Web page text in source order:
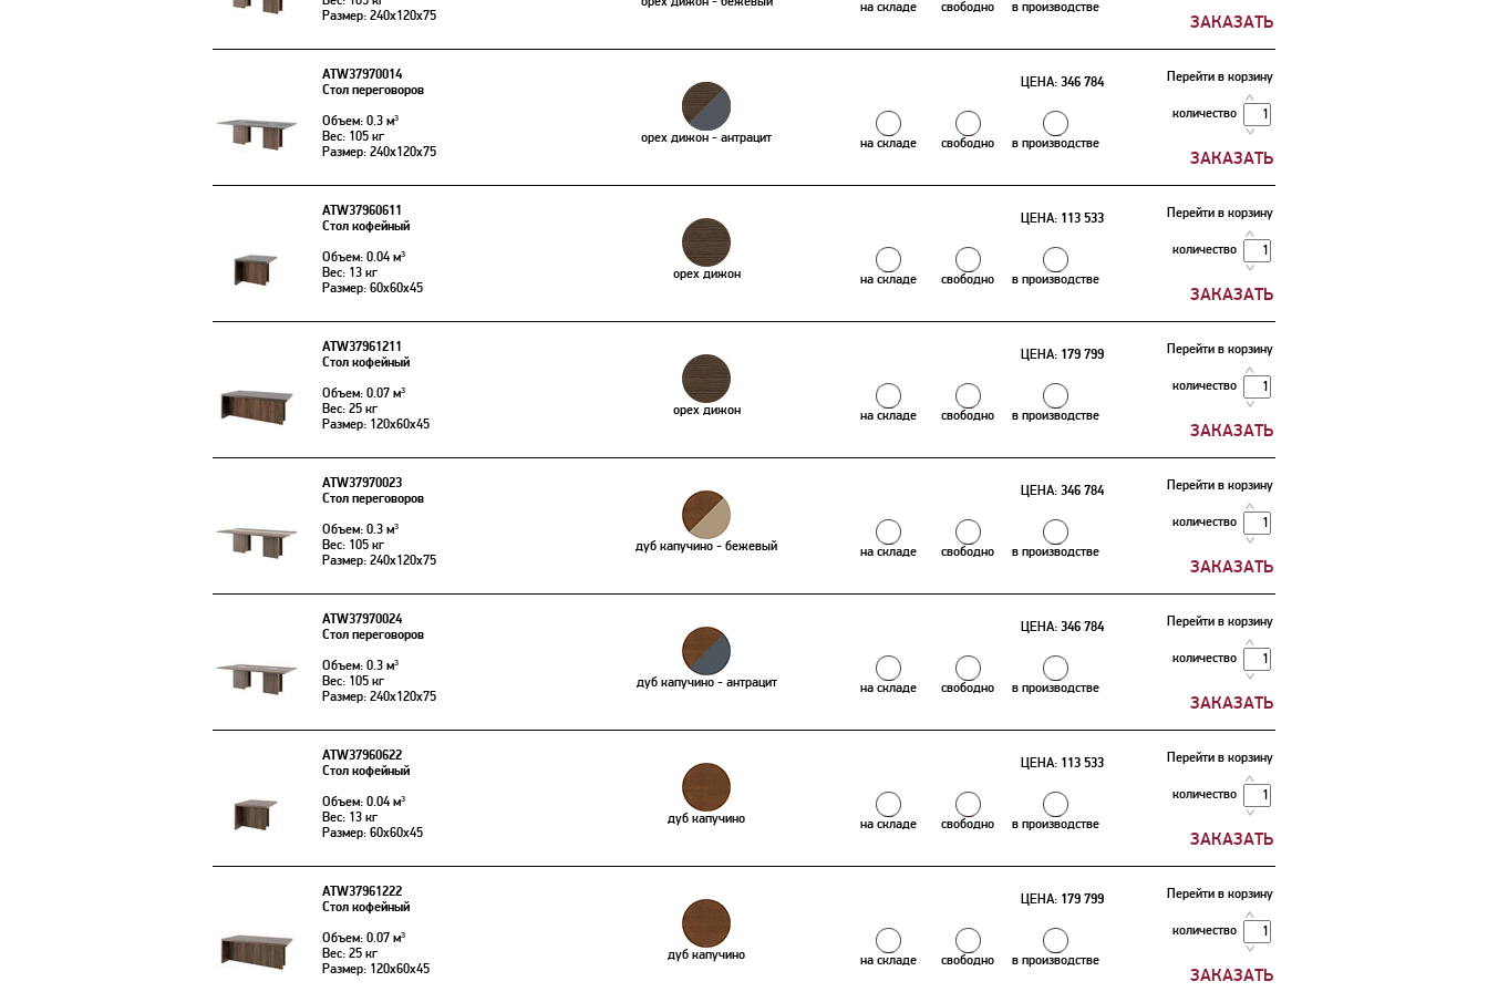
Размер: 240x120x75
на складе свободно в производстве
ATW37970014
Стол переговоров
Объем: 0.3 м³
Вес: 105 кг
Размер: 240x120x75
орех дижон - антрацит
ЦЕНА: 346 784
на складе свободно в производстве
Перейти в корзину
количество
ATW37960611
Стол кофейный
Объем: 0.04 м³
Вес: 13 кг
Размер: 60x60x45
орех дижон
ЦЕНА: 113 533
на складе свободно в производстве
Перейти в корзину
количество
ATW37961211
Стол кофейный
Объем: 0.07 м³
Вес: 25 кг
Размер: 120x60x45
орех дижон
ЦЕНА: 179 799
на складе свободно в производстве
Перейти в корзину
количество
ATW37970023
Стол переговоров
Объем: 0.3 м³
Вес: 105 кг
Размер: 240x120x75
дуб капучино - бежевый
ЦЕНА: 346 784
на складе свободно в производстве
Перейти в корзину
количество
ATW37970024
Стол переговоров
Объем: 0.3 м³
Вес: 105 кг
Размер: 240x120x75
дуб капучино - антрацит
ЦЕНА: 346 784
на складе свободно в производстве
Перейти в корзину
количество
ATW37960622
Стол кофейный
Объем: 0.04 м³
Вес: 13 кг
Размер: 60x60x45
дуб капучино
ЦЕНА: 113 533
на складе свободно в производстве
Перейти в корзину
количество
ATW37961222
Стол кофейный
Объем: 0.07 м³
Вес: 25 кг
Размер: 120x60x45
дуб капучино
ЦЕНА: 179 799
на складе свободно в производстве
Перейти в корзину
количество